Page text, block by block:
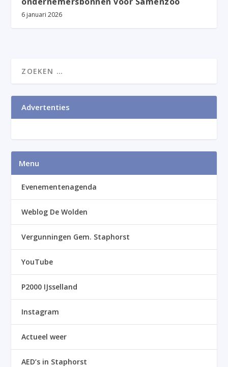
6 januari 2026
Advertenties
Menu
Evenementenagenda
Weblog De Wolden
Vergunningen Gem. Staphorst
YouTube
P2000 IJsselland
Instagram
Actueel weer
AED’s in Staphorst